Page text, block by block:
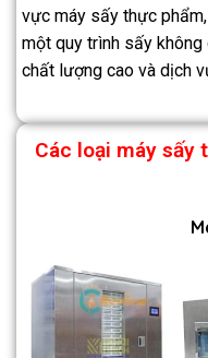
vực máy sấy thực
một quy trình sấy không
chất lượng cao và dịch
Các loại máy sấy